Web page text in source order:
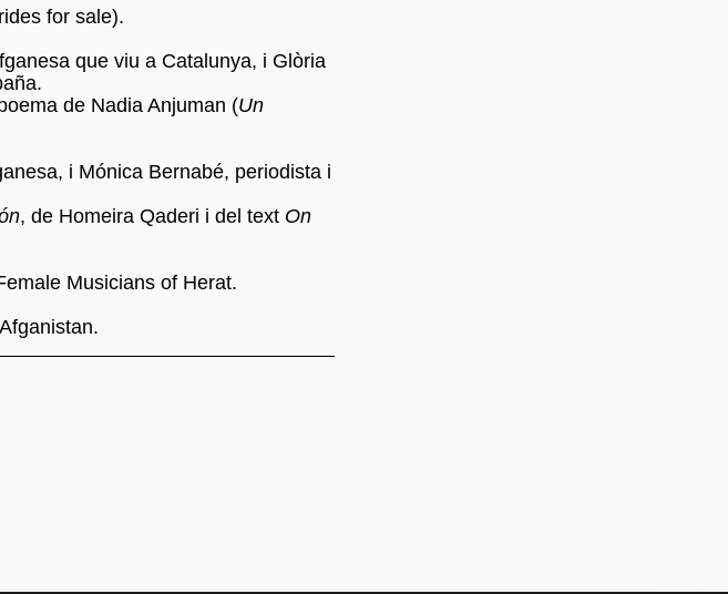
for sale).
que viu a Catalunya, i Glòria
de Nadia Anjuman (Un
i Mónica Bernabé, periodista i
, de Homeira Qaderi i del text On
Musicians of Herat.